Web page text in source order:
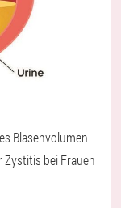
Blasenvolumen
Zystitis bei Frauen